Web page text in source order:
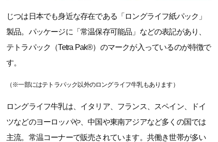
じつは日本でも身近な存在である「ロングライフ紙パック」
製品。パッケージに「常温保存可能品」などの表記があり、
テトラパック（Tetra Pak®）のマークが入っているのが特徴で
す。
（※一部にはテトラパック以外のロングライフ牛乳もあります）
ロングライフ牛乳は、イタリア、フランス、スペイン、ドイ
ツなどのヨーロッパや、中国や東南アジアなど多くの国では
主流。常温コーナーで販売されています。共働き世帯が多い